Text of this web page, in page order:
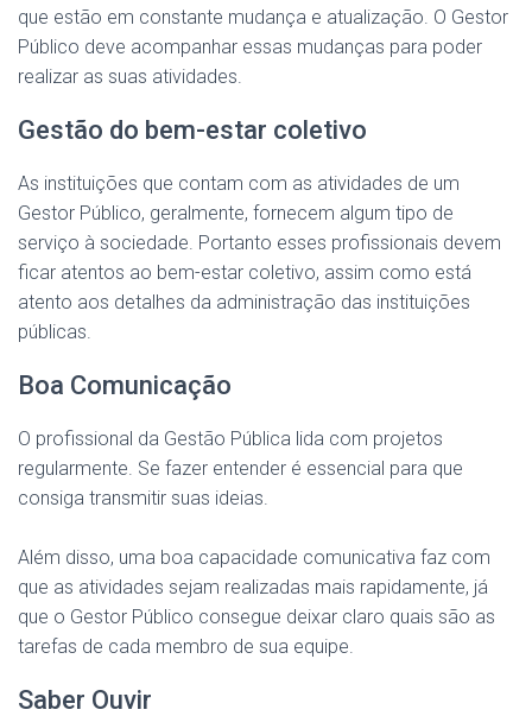
que estão em constante mudança e atualização. O Gestor
Público deve acompanhar essas mudanças para poder
realizar as suas atividades.
Gestão do bem-estar coletivo
As instituições que contam com as atividades de um
Gestor Público, geralmente, fornecem algum tipo de
serviço à sociedade. Portanto esses profissionais devem
ficar atentos ao bem-estar coletivo, assim como está
atento aos detalhes da administração das instituições
públicas.
Boa Comunicação
O profissional da Gestão Pública lida com projetos
regularmente. Se fazer entender é essencial para que
consiga transmitir suas ideias.
Além disso, uma boa capacidade comunicativa faz com
que as atividades sejam realizadas mais rapidamente, já
que o Gestor Público consegue deixar claro quais são as
tarefas de cada membro de sua equipe.
Saber Ouvir